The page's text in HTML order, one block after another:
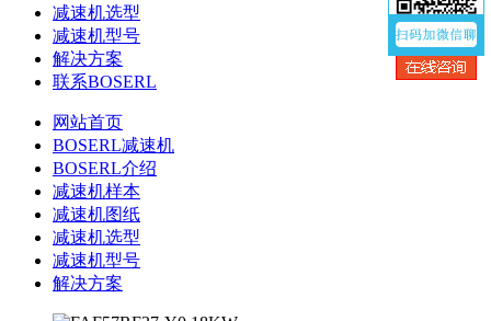
减速机选型
减速机型号
解决方案
联系BOSERL
网站首页
BOSERL减速机
BOSERL介绍
减速机样本
减速机图纸
减速机选型
减速机型号
解决方案